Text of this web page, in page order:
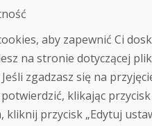
aby zapewnić Ci
na stronie dotyczącej
zgadzasz się na
klikając przycisk
kliknij przycisk „Edytuj